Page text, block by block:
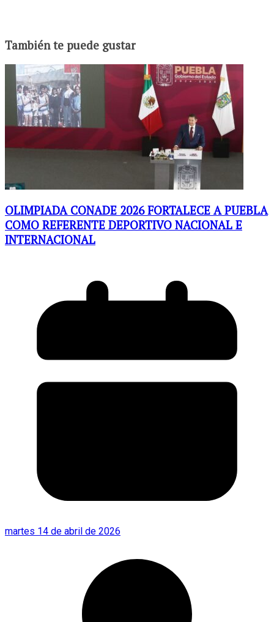
También te puede gustar
OLIMPIADA CONADE 2026 FORTALECE A PUEBLA
COMO REFERENTE DEPORTIVO NACIONAL E
INTERNACIONAL
martes 14 de abril de 2026